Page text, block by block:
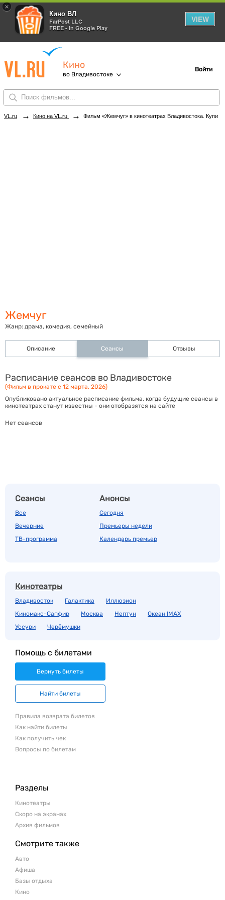
×
Кино ВЛ
FarPost LLC
FREE - In Google Play
VIEW
Кино
во Владивостоке
Войти
VL.ru → Кино на VL.ru → Фильм «Жемчуг» в кинотеатрах Владивостока. Купить билеты!
Жемчуг
Жанр: драма, комедия, семейный
Описание Сеансы Отзывы
Расписание сеансов во Владивостоке
(Фильм в прокате с 12 марта, 2026)
Опубликовано актуальное расписание фильма, когда будущие сеансы в
кинотеатрах станут известны - они отобразятся на сайте
Нет сеансов
Сеансы
Все
Вечерние
ТВ-программа
Анонсы
Сегодня
Премьеры недели
Календарь премьер
Кинотеатры
Владивосток Галактика
Иллюзион
Киномакс-Сапфир
Москва Нептун
Океан IMAX
Уссури
Черёмушки
Помощь с билетами
Вернуть билеты
Найти билеты
Правила возврата билетов
Как найти билеты
Как получить чек
Вопросы по билетам
Разделы
Кинотеатры
Скоро на экранах
Архив фильмов
Смотрите также
Авто
Афиша
Базы отдыха
Кино